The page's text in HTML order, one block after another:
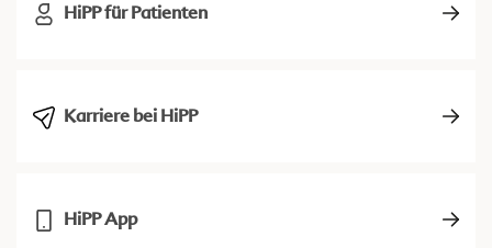
HiPP für Patienten
Karriere bei HiPP
HiPP App